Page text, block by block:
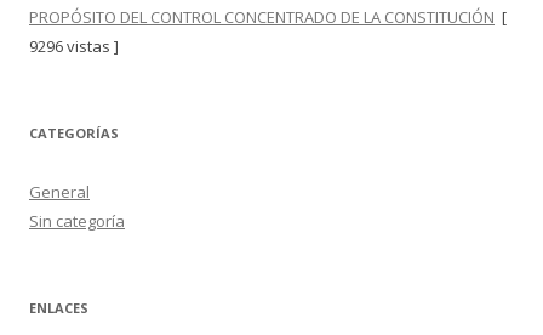
PROPÓSITO DEL CONTROL CONCENTRADO DE LA CONSTITUCIÓN [
9296 vistas ]
CATEGORÍAS
General
Sin categoría
ENLACES